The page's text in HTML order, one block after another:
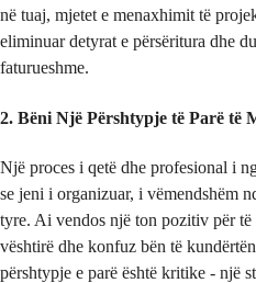
në tuaj, mjetet e menaxhimit të
eliminuar detyrat e përsëritura dhe
faturueshme.
2. Bëni Një Përshtypje të Parë të
Një proces i qetë dhe profesional i
se jeni i organizuar, i vëmendshëm
tyre. Ai vendos një ton pozitiv për
vështirë dhe konfuz bën të
përshtypje e parë është kritike - një